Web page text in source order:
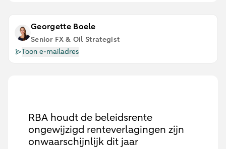
Georgette Boele
Senior FX & Oil Strategist
Toon e-mailadres
RBA houdt de beleidsrente
ongewijzigd renteverlagingen zijn
onwaarschijnlijk dit jaar